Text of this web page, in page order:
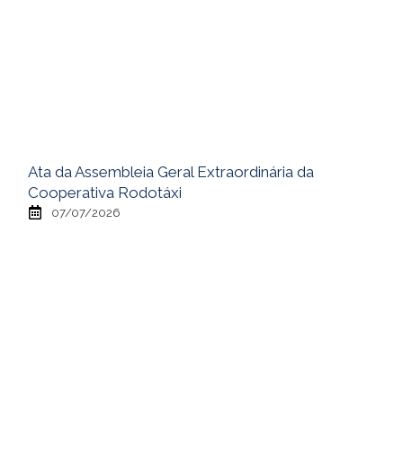
Ata da Assembleia Geral Extraordinária da
Cooperativa Rodotáxi
07/07/2026